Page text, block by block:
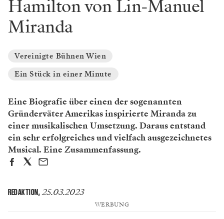
Hamilton von Lin-Manuel
Miranda
Vereinigte Bühnen Wien
Ein Stück in einer Minute
Eine Biografie über einen der sogenannten
Gründerväter Amerikas inspirierte Miranda zu
einer musikalischen Umsetzung. Daraus entstand
ein sehr erfolgreiches und vielfach ausgezeichnetes
Musical. Eine Zusammenfassung.
REDAKTION, 25.03.2023
WERBUNG